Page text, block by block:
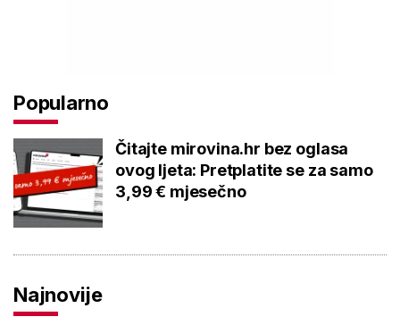
Popularno
Čitajte mirovina.hr bez oglasa
ovog ljeta: Pretplatite se za samo
3,99 € mjesečno
Najnovije